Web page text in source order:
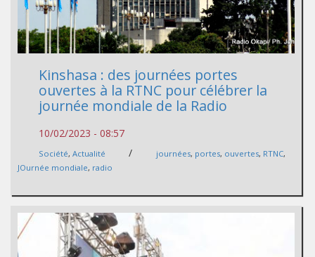
Kinshasa : des journées portes
ouvertes à la RTNC pour célébrer la
journée mondiale de la Radio
10/02/2023 - 08:57
Société, Actualité / journées, portes, ouvertes, RTNC,
JOurnée mondiale, radio